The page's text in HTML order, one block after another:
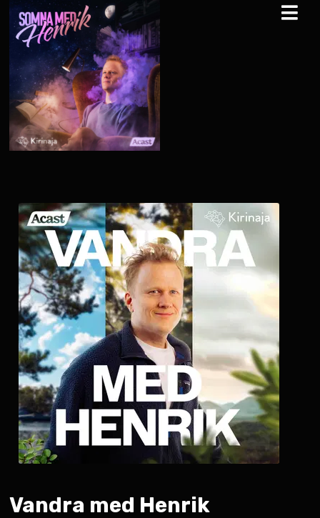
Vandra med Henrik